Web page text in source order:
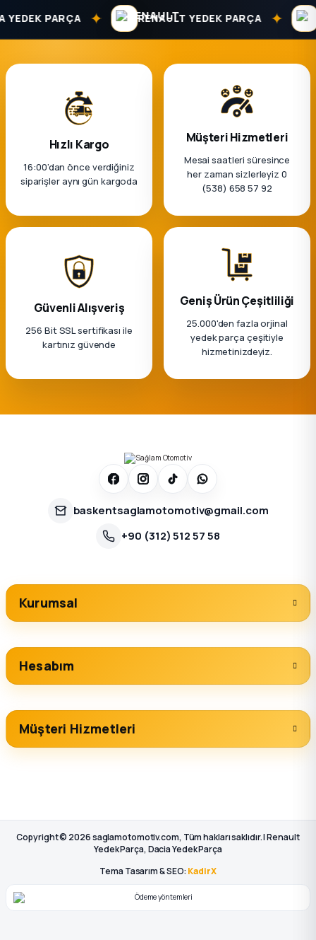
PARÇA ✦ RENAULT YEDEK PARÇA ✦
Hızlı Kargo
16:00’dan önce verdiğiniz
siparişler aynı gün kargoda
Müşteri Hizmetleri
Mesai saatleri süresince
her zaman sizlerleyiz 0
(538) 658 57 92
Güvenli Alışveriş
256 Bit SSL sertifikası ile
kartınız güvende
Geniş Ürün Çeşitliliği
25.000'den fazla orjinal
yedek parça çeşitiyle
hizmetinizdeyiz.
baskentsaglamotomotiv@gmail.com
+90 (312) 512 57 58
Kurumsal
Hesabım
Müşteri Hizmetleri
Copyright © 2026 saglamotomotiv.com, Tüm hakları saklıdır. | Renault
Yedek Parça, Dacia Yedek Parça
Tema Tasarım & SEO: KadirX